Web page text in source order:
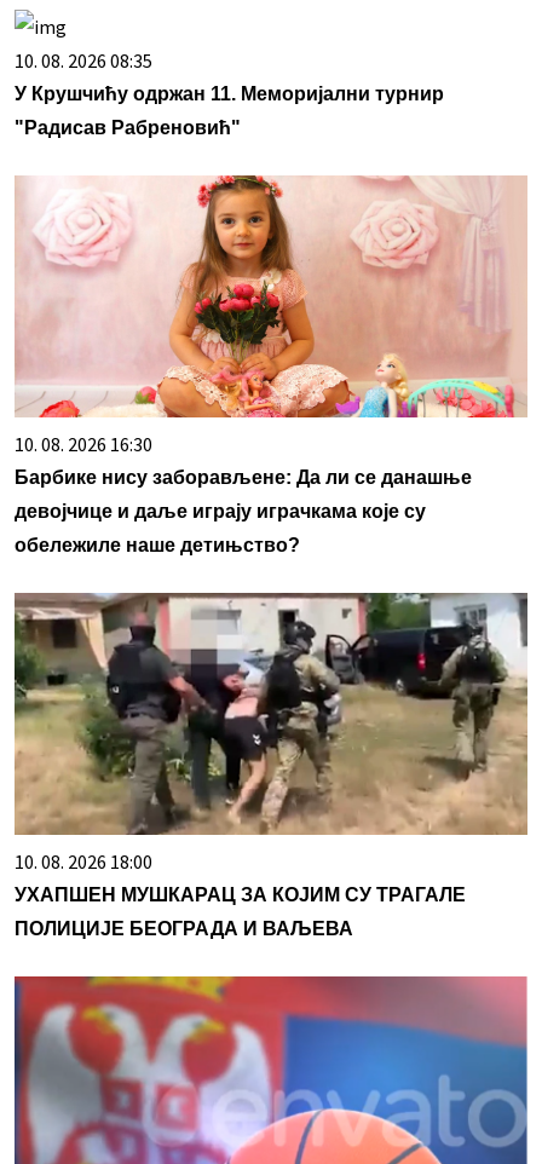
10. 08. 2026 08:35
У Крушчићу одржан 11. Меморијални турнир
"Радисав Рабреновић"
10. 08. 2026 16:30
Барбике нису заборављене: Да ли се данашње
девојчице и даље играју играчкама које су
обележиле наше детињство?
10. 08. 2026 18:00
УХАПШЕН МУШКАРАЦ ЗА КОЈИМ СУ ТРАГАЛЕ
ПОЛИЦИЈЕ БЕОГРАДА И ВАЉЕВА